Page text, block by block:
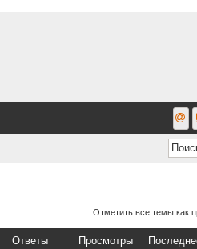
Отметить все темы как
Ответы Просмотры